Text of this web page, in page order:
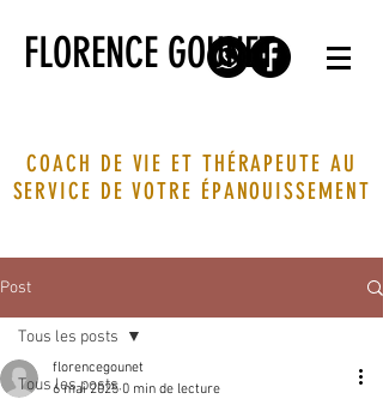
FLORENCE GOUNET
COACH DE VIE ET THÉRAPEUTE AU
SERVICE DE VOTRE ÉPANOUISSEMENT
Post
Tous les posts
Tous les posts
florencegounet
6 mai 2025 0 min de lecture